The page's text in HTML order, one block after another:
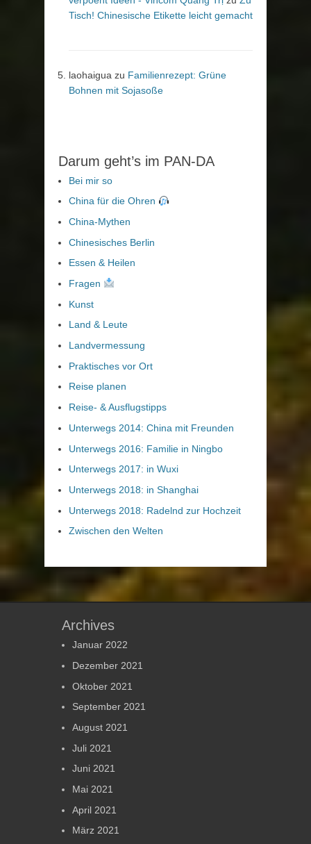
Tisch! Chinesische Etikette leicht gemacht
laohaigua zu Familienrezept: Grüne
Bohnen mit Sojasoße
Darum geht’s im PAN-DA
Bei mir so
China für die Ohren
China-Mythen
Chinesisches Berlin
Essen & Heilen
Fragen
Kunst
Land & Leute
Landvermessung
Praktisches vor Ort
Reise planen
Reise- & Ausflugstipps
Unterwegs 2014: China mit Freunden
Unterwegs 2016: Familie in Ningbo
Unterwegs 2017: in Wuxi
Unterwegs 2018: in Shanghai
Unterwegs 2018: Radelnd zur Hochzeit
Zwischen den Welten
Archives
Januar 2022
Dezember 2021
Oktober 2021
September 2021
August 2021
Juli 2021
Juni 2021
Mai 2021
April 2021
März 2021